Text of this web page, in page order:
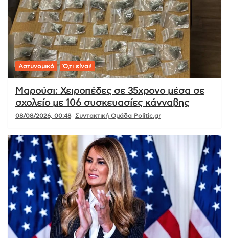
Αστυνομικό Ό,τι είναι!
Μαρούσι: Χειροπέδες σε 35χρονο μέσα σε
σχολείο με 106 συσκευασίες κάνναβης
08/08/2026, 00:48 Συντακτική Ομάδα Politic.gr